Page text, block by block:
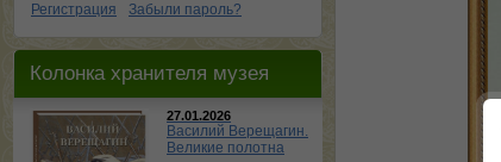
Регистрация
Забыли пароль?
Колонка хранителя музея
27.01.2026
Василий Верещагин.
Великие полотна